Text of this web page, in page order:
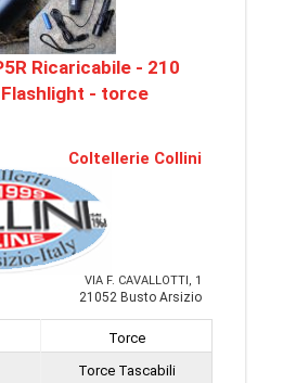
Ricaricabile - 210
Flashlight - torce
Coltellerie Collini
VIA F. CAVALLOTTI, 1
21052 Busto Arsizio
Torce
Torce Tascabili